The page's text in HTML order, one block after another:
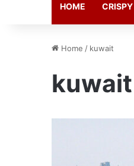
HOME CRISPY
Home / kuwait
kuwait